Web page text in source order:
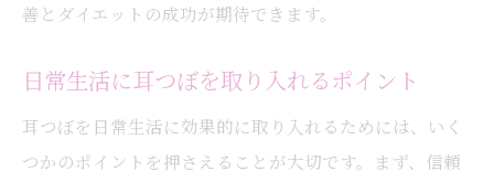
善とダイエットの成功が期待できます。
日常生活に耳つぼを取り入れるポイント
耳つぼを日常生活に効果的に取り入れるためには、いく
つかのポイントを押さえることが大切です。まず、信頼